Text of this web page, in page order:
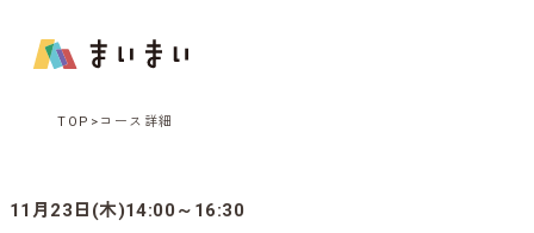
TOP コース詳細
11月23日(木)14:00～16:30